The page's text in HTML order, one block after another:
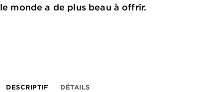
le monde a de plus beau à offrir.
DESCRIPTIF DÉTAILS